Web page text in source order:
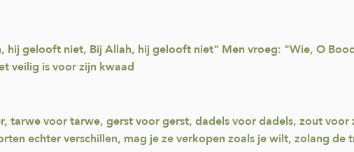
hij gelooft niet, Bij Allah, hij gelooft niet" Men vroeg: "Wie, O
veilig is voor zijn kwaad
tarwe voor tarwe, gerst voor gerst, dadels voor dadels, zout
echter verschillen, mag je ze verkopen zoals je wilt, zolang